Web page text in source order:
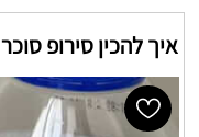
איך להכין סירופ סוכר